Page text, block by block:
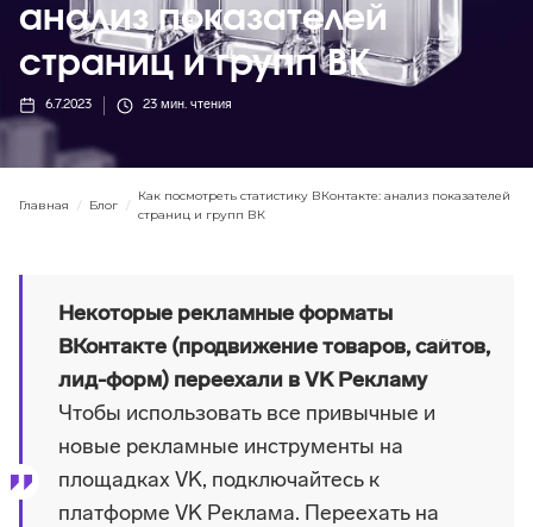
анализ показателей
страниц и групп ВК
6.7.2023 23 мин. чтения
Главная / Блог /
Как посмотреть статистику ВКонтакте: анализ показателей
страниц и групп ВК
Некоторые рекламные форматы
ВКонтакте (продвижение товаров, сайтов,
лид-форм) переехали в VK Рекламу
Чтобы использовать все привычные и
новые рекламные инструменты на
площадках VK, подключайтесь к
платформе VK Реклама. Переехать на